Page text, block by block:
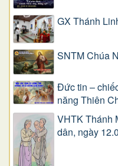
GX Thánh
SNTM Chúa
Đức tin –
năng Thiên
VHTK Thánh
dân, ngày